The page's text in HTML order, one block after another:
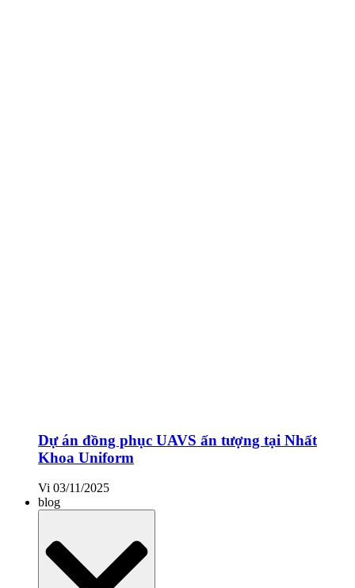
Dự án đồng phục UAVS ấn tượng tại Nhất
Khoa Uniform
Vi 03/11/2025
blog